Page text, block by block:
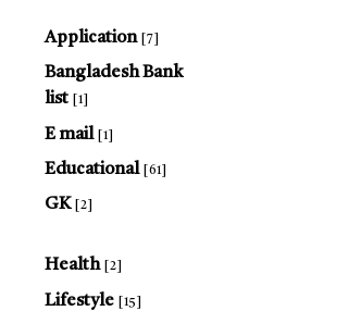
Application [7]
Bangladesh Bank
list
[1]
E mail [1]
Educational [61]
GK [2]
Health [2]
Lifestyle [15]